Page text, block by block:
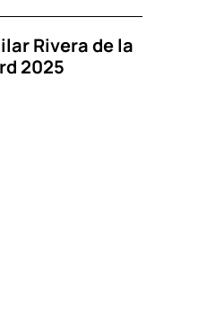
Rivera de la
2025